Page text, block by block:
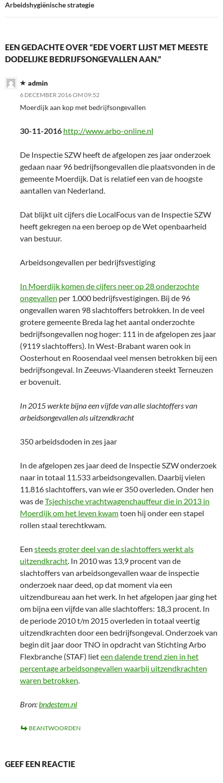
Arbeidshygiënische strategie
EEN GEDACHTE OVER “EDE VOERT LIJST MET MEESTE
DODELIJKE BEDRIJFSONGEVALLEN AAN.”
admin
6 DECEMBER 2016 OM 09:52
Moerdijk aan kop met bedrijfsongevallen
30-11-2016 http://www.arbo-online.nl
De Inspectie SZW heeft de afgelopen zes jaar onderzoek
gedaan naar 96 bedrijfsongevallen die plaatsvonden in de
gemeente Moerdijk. Dat is relatief een van de hoogste
aantallen van Nederland.
Dat blijkt uit cijfers die LocalFocus van de Inspectie SZW
heeft gekregen na een beroep op de Wet openbaarheid
van bestuur.
Arbeidsongevallen per bedrijfsvestiging
In Moerdijk komen de cijfers neer op 28 onderzochte
ongevallen per 1.000 bedrijfsvestigingen. Bij de 96
ongevallen waren 98 slachtoffers betrokken. In de veel
grotere gemeente Breda lag het aantal onderzochte
bedrijfsongevallen nog hoger: 111 in de afgelopen zes jaar
(9119 slachtoffers). In West-Brabant waren ook in
Oosterhout en Roosendaal veel mensen betrokken bij een
bedrijfsongeval. In Zeeuws-Vlaanderen steekt Terneuzen
er bovenuit.
In 2015 werkte bijna een vijfde van alle slachtoffers van
arbeidsongevallen als uitzendkracht
350 arbeidsdoden in zes jaar
In de afgelopen zes jaar deed de Inspectie SZW onderzoek
naar in totaal 11.533 arbeidsongevallen. Daarbij vielen
11.816 slachtoffers, van wie er 350 overleden. Onder hen
was deTsjechische vrachtwagenchauffeur die in 2013 in
Moerdijk om het leven kwamtoen hij onder een stapel
rollen staal terechtkwam.
Een steeds groter deel van de slachtoffers werkt als
uitzendkracht. In 2010 was 13,9 procent van de
slachtoffers van arbeidsongevallen waar de inspectie
onderzoek naar deed, op dat moment via een
uitzendbureau aan het werk. In het afgelopen jaar ging het
om bijna een vijfde van alle slachtoffers: 18,3 procent. In
de periode 2010 t/m 2015 overleden in totaal veertig
uitzendkrachten door een bedrijfsongeval. Onderzoek van
begin dit jaar door TNO in opdracht van Stichting Arbo
Flexbranche (STAF) lieteen dalende trend zien in het
percentage arbeidsongevallen waarbij uitzendkrachten
waren betrokken.
Bron:bndestem.nl
BEANTWOORDEN
GEEF EEN REACTIE